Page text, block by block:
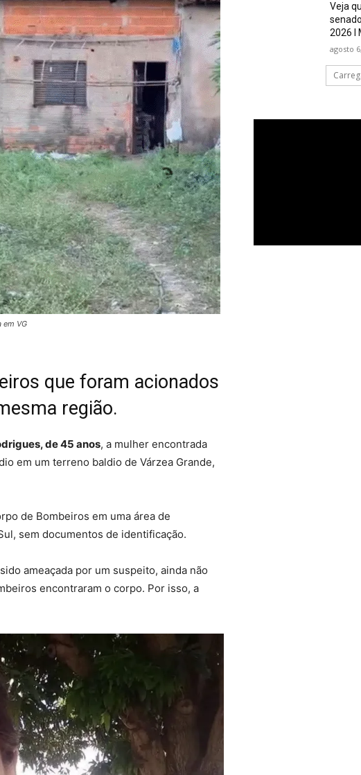
em VG
que foram acionados
região.
de 45 anos, a mulher encontrada
em um terreno baldio de Várzea Grande,
de Bombeiros em uma área de
sem documentos de identificação.
ameaçada por um suspeito, ainda não
encontraram o corpo. Por isso, a
Veja
2026 I
agosto